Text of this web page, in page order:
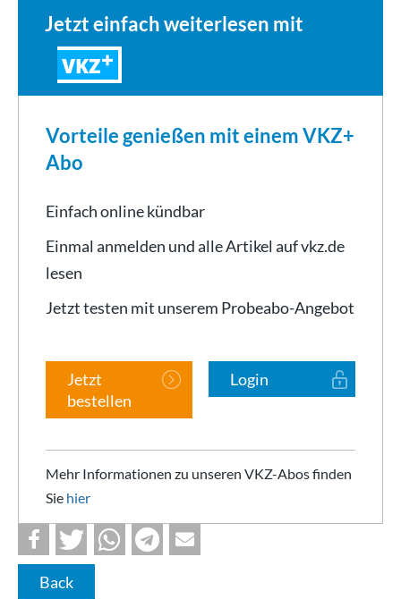
Jetzt einfach weiterlesen mit
VKZ
Vorteile genießen mit einem VKZ+
Abo
Einfach online kündbar
Einmal anmelden und alle Artikel auf vkz.de
lesen
Jetzt testen mit unserem Probeabo-Angebot
Jetzt
bestellen
Login
Mehr Informationen zu unseren VKZ-Abos finden
Sie hier
Back